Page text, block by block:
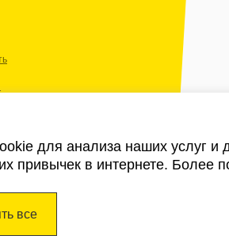
для анализа наших услуг и
привычек в интернете.
все